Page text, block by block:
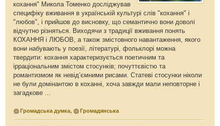
кохання" Микола Томенко досліджував
специфіку вживання в українській культурі слів "кохання" і
"любов", і прийшов до висновку, що семантично вони доволі
відчутно різняться. Виходячи з традиції вживання понять
КОХАННЯ і ЛЮБОВ, а також змістовного навантаження, якого
вони набувають у поезії, літературі, фольклорі можна
твердити: кохання характеризується поетичним та
ірраціональним змістом стосунків; почуттєвістю та
романтизмом як невід’ємними рисами. Статеві стосунки ніколи
не були домінантою в коханні, хоча завжди мали неповторне і
загадкове ...
Громадська думка, Громадянська